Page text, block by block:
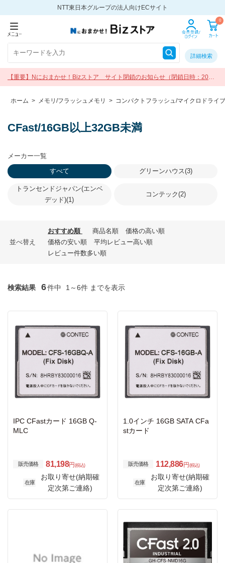
NTT東日本グループの法人向けECサイト
0
詳細検索
【重要】Nにおまかせ！Bizストア サイト閉鎖のお知らせ（閉鎖日時：2026
年9月30日 17:00）
ホーム > メモリ/フラッシュメモリ > コンパクトフラッシュ/マイクロドライブ
CFast/16GB以上32GB未満
メーカー一覧
すべて
グリーンハウス(3)
トランセンドジャパン(エンベ
デッド)(1)
コンテック(2)
並べ替え
おすすめ順 商品名順
価格の高い順
価格の安い順
平均レビュー高い順
レビュー件数多い順
検索結果 6件中 1～6件 までを表示
IPC CFastカード 16GB Q-
MLC
販売価格 81,198円 (税込)
在庫
お取り寄せ(納期確
定次第ご連絡)
1.0インチ 16GB SATA CFa
stカード
販売価格 112,886円 (税込)
在庫
お取り寄せ(納期確
定次第ご連絡)